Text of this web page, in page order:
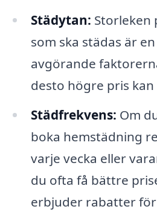
Städytan: Storleken
som ska städas är
avgörande
desto högre pris
Städfrekvens: Om
boka hemstädning
varje vecka eller
du ofta få bättre
erbjuder rabatter